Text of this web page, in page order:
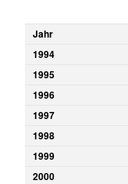
Jahr
1994
1995
1996
1997
1998
1999
2000